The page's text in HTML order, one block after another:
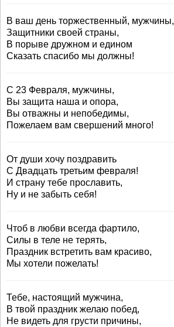
В ваш день торжественный, мужчины,
Защитники своей страны,
В порыве дружном и едином
Сказать спасибо мы должны!
С 23 Февраля, мужчины,
Вы защита наша и опора,
Вы отважны и непобедимы,
Пожелаем вам свершений много!
От души хочу поздравить
С Двадцать третьим февраля!
И страну тебе прославить,
Ну и не забыть себя!
Чтоб в любви всегда фартило,
Силы в теле не терять,
Праздник встретить вам красиво,
Мы хотели пожелать!
Тебе, настоящий мужчина,
В твой праздник желаю побед,
Не видеть для грусти причины,